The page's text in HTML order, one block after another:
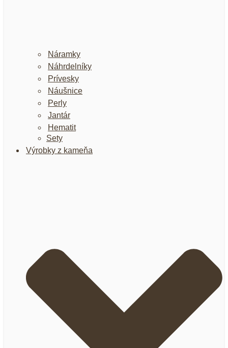
Náramky
Náhrdelníky
Prívesky
Náušnice
Perly
Jantár
Hematit
Sety
Výrobky z kameňa